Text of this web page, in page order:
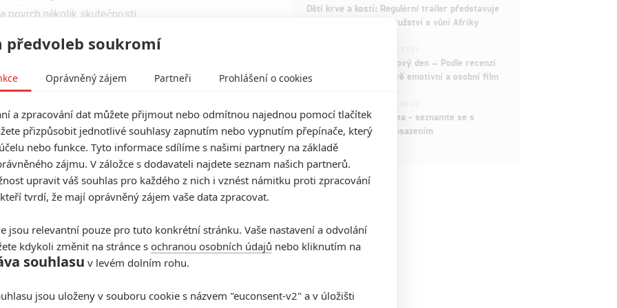
povrch několik skutečností.
a čtvrt hodiny a za tu dobu prostě nestačí
na začátku ukousl podstatnou část času tím, že
na startovní pozici. Přitom se nedá říct, že by
komplikací. Nějaký vliv na děj možná výběr
o vizuální stránku, tak po většinu času jsme v
Kvůli několika málo záběrům na Eifelovku
Děti krve a kostí: Regulérní trailer představuje
akční fantasy dobrodružství s vůní Afriky
Spider-Man: Zbrusu nový den – Podle recenzí
máme čekat překvapivě emotivní a osobní film
Velké preview: Odyssea - seznamte se s
maximálně nabitým obsazením
předvoleb soukromí
Oprávněný zájem Partneři Prohlášení o cookies
a zpracování dat můžete přijmout nebo odmítnou najednou pomocí tlačítek
přizpůsobit jednotlivé souhlasy zapnutím nebo vypnutím přepínače, který
nebo funkce. Tyto informace sdílíme s našimi partnery na základě
zájmu. V záložce s dodavateli najdete seznam našich partnerů.
upravit váš souhlas pro každého z nich i vznést námitku proti zpracování
tvrdí, že mají oprávněný zájem vaše data zpracovat.
jsou relevantní pouze pro tuto konkrétní stránku. Vaše nastavení a odvolání
kdykoli změnit na stránce s ochranou osobních údajů nebo kliknutím na
souhlasu v levém dolním rohu.
jsou uloženy v souboru cookie s názvem "euconsent-v2" a v úložišti